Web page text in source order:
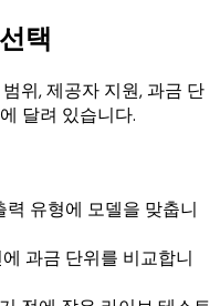
택
위, 제공자 지원, 과금 단
달려 있습니다.
유형에 모델을 맞춥니
과금 단위를 비교합니